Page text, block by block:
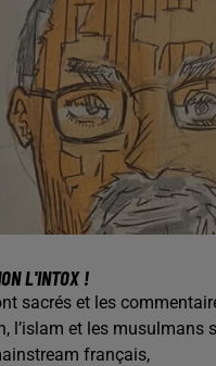
L'INTOX !
sacrés et les
l’islam et les musulmans
français,